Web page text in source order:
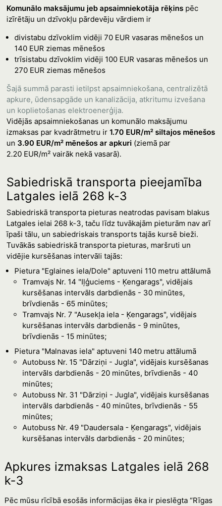
Komunālo maksājumu jeb apsaimniekotāja rēķinspēc
izīrētāju un dzīvokļu pārdevēju vārdiem ir
divistabu dzīvoklim vidēji 70 EUR vasaras mēnešos un
140 EUR ziemas mēnešos
trīsistabu dzīvoklim vidēji 100 EUR vasaras mēnešos un
270 EUR ziemas mēnešos
Šajā summā parasti ietilpst apsaimniekošana, centralizētā
apkure, ūdensapgāde un kanalizācija, atkritumu izvešana
un koplietošanas elektroenerģija.
Vidējās apsaimniekošanas un komunālo maksājumu
izmaksas par kvadrātmetru ir 1.70 EUR/m² siltajos mēnešos
un 3.90 EUR/m² mēnešos ar apkuri (ziemā par
2.20 EUR/m² vairāk nekā vasarā).
Sabiedriskā transporta pieejamība
Latgales ielā 268 k-3
Sabiedriskā transporta pieturas neatrodas pavisam blakus
Latgales ielai 268 k-3, taču līdz tuvākajām pieturām nav arī
īpaši tālu, un sabiedriskais transports tajās kursē bieži.
Tuvākās sabiedriskā transporta pieturas, maršruti un
vidējie kursēšanas intervāli tajās:
Pietura "Eglaines iela/Dole" aptuveni 110 metru attālumā
Tramvajs Nr. 14 "Iļģuciems - Ķengarags", vidējais
kursēšanas intervāls darbdienās - 30 minūtes,
brīvdienās - 65 minūtes;
Tramvajs Nr. 7 "Ausekļa iela - Ķengarags", vidējais
kursēšanas intervāls darbdienās - 9 minūtes,
brīvdienās - 15 minūtes;
Pietura "Malnavas iela" aptuveni 140 metru attālumā
Autobuss Nr. 15 "Dārziņi - Jugla", vidējais kursēšanas
intervāls darbdienās - 20 minūtes, brīvdienās - 40
minūtes;
Autobuss Nr. 31 "Dārziņi - Jugla", vidējais kursēšanas
intervāls darbdienās - 40 minūtes, brīvdienās - 55
minūtes;
Autobuss Nr. 49 "Daudersala - Ķengarags", vidējais
kursēšanas intervāls darbdienās - 20 minūtes;
Apkures izmaksas Latgales ielā 268
k-3
Pēc mūsu rīcībā esošās informācijas ēka ir pieslēgta “Rīgas